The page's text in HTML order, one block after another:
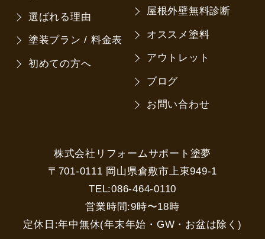
選ばれる理由
塗装プラン / 料金表
初めての方へ
屋根外壁無料診断
オススメ塗料
アウトレット
ブログ
お問い合わせ
株式会社リフォームサポート塗夢
〒701-0111 岡山県倉敷市上東949-1
TEL:086-464-0110
営業時間:9時〜18時
定休日:年中無休(年末年始・GW・お盆は除く)